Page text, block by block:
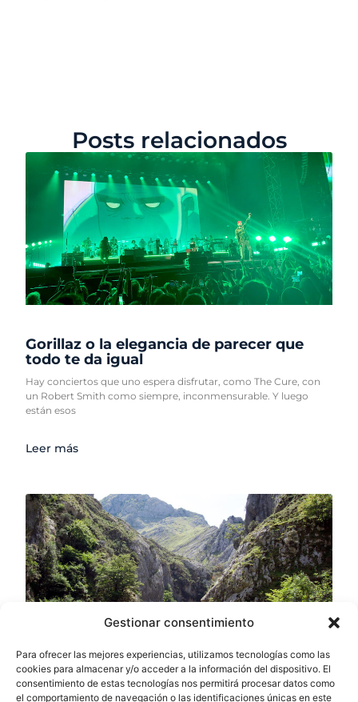
Gestionar consentimiento
Para ofrecer las mejores experiencias, utilizamos tecnologías como las
cookies para almacenar y/o acceder a la información del dispositivo. El
consentimiento de estas tecnologías nos permitirá procesar datos como
el comportamiento de navegación o las identificaciones únicas en este
Posts relacionados
Gorillaz o la elegancia de parecer que
todo te da igual
Hay conciertos que uno espera disfrutar, como The Cure, con
un Robert Smith como siempre, inconmensurable. Y luego
están esos
Leer más
Pueblos, valles y rutas para salir del